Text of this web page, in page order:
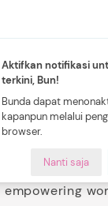
Aktifkan notifikasi
terkini, Bun!
Bunda dapat
kapanpun melalui
browser.
Nanti saja
NEW
CERITA
empowering